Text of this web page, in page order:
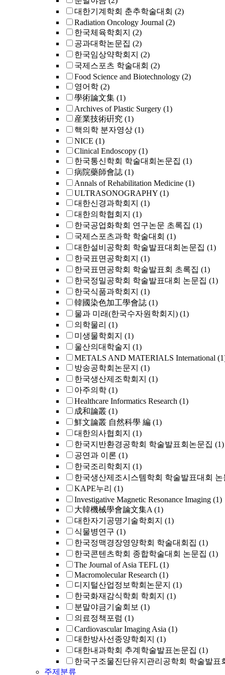
대한기계학회 춘추학술대회 (2)
Radiation Oncology Journal (2)
한국체육학회지 (2)
공과대학논문집 (2)
한국임상약학회지 (2)
국제스포츠 학술대회 (2)
Food Science and Biotechnology (2)
영어학 (2)
學術論文集 (1)
Archives of Plastic Surgery (1)
産業技術硏究 (1)
핵의학 분자영상 (1)
NICE (1)
Clinical Endoscopy (1)
한국통신학회 학술대회논문집 (1)
病院藥師會誌 (1)
Annals of Rehabilitation Medicine (1)
ULTRASONOGRAPHY (1)
대한신경과학회지 (1)
대한의학협회지 (1)
한국공업화학회 연구논문 초록집 (1)
국제스포츠과학 학술대회 (1)
대한설비공학회 학술발표대회논문집 (1)
한국표면공학회지 (1)
한국표면공학회 학술발표회 초록집 (1)
한국정밀공학회 학술발표대회 논문집 (1)
한국식품과학회지 (1)
韓國染色加工學會誌 (1)
물과 미래(한국수자원학회지) (1)
의학물리 (1)
미생물학회지 (1)
울산의대학술지 (1)
METALS AND MATERIALS International
방송공학회논문지 (1)
한국생산제조학회지 (1)
아주의학 (1)
Healthcare Informatics Research (1)
成和論叢 (1)
鮮文論叢 自然科學 編 (1)
대한의사협회지 (1)
한국지반환경공학회 학술발표회논문집 (1)
공연과 이론 (1)
한국조리학회지 (1)
한국생산제조시스템학회 학술발표대회 논
KAPE누리 (1)
Investigative Magnetic Resonance Imaging (1)
大韓機械學會論文集A (1)
대한자기공명기술학회지 (1)
식물병연구 (1)
한국정맥경장영양학회 학술대회집 (1)
한국콘텐츠학회 종합학술대회 논문집 (1)
The Journal of Asia TEFL (1)
Macromolecular Research (1)
디지털산업정보학회논문지 (1)
한국화재감식학회 학회지 (1)
분말야금기술회보 (1)
의료정책포럼 (1)
Cardiovascular Imaging Asia (1)
대한방사선종양학회지 (1)
대한내과학회 추계학술발표논문집 (1)
한국구조물진단유지관리공학회 학술발표
주제분류